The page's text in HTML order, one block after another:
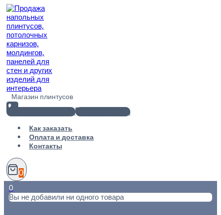
Перейти
содержимому
Магазин плинтусов
+7(812) 920-02-38
info@101metr.ru
Как заказать
Оплата и доставка
Контакты
0
0
Вы не добавили ни одного товара